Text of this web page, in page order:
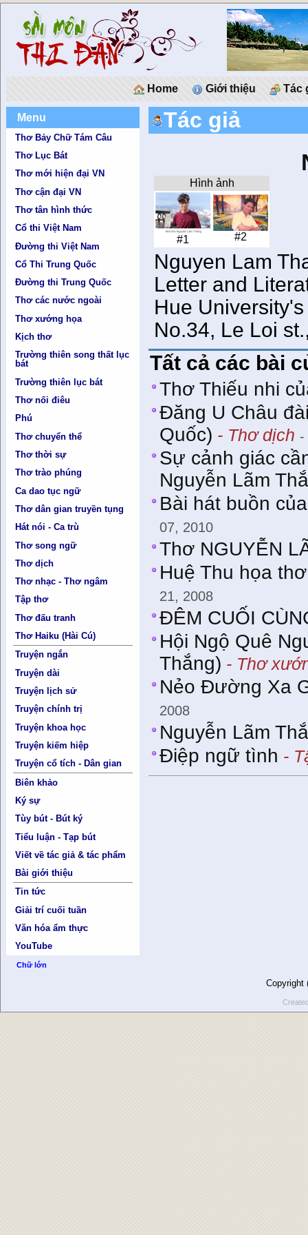
Home Giới thiệu Tác
Menu
Thơ Bảy Chữ Tám Câu
Thơ Lục Bát
Thơ mới hiện đại VN
Thơ cận đại VN
Thơ tân hình thức
Cổ thi Việt Nam
Đường thi Việt Nam
Cổ Thi Trung Quốc
Đường thi Trung Quốc
Thơ các nước ngoài
Thơ xướng họa
Kịch thơ
Trường thiên song thất lục
bát
Trường thiên lục bát
Thơ nối điêu
Phú
Thơ chuyển thể
Thơ thời sự
Thơ trào phúng
Ca dao tục ngữ
Thơ dân gian truyền tụng
Hát nói - Ca trù
Thơ song ngữ
Thơ dịch
Thơ nhạc - Thơ ngâm
Tập thơ
Thơ đấu tranh
Thơ Haiku (Hài Cú)
Truyện ngắn
Truyện dài
Truyện lịch sử
Truyện chính trị
Truyện khoa học
Truyện kiếm hiệp
Truyện cổ tích - Dân gian
Biên khảo
Ký sự
Tùy bút - Bút ký
Tiểu luận - Tạp bút
Viết về tác giả & tác phẩm
Bài giới thiệu
Tin tức
Giải trí cuối tuần
Văn hóa ẩm thực
YouTube
Chữ lớn
Tác giả
Hình ảnh
#1 #2
Nguyen Lam
Letter and
Hue
No.34, Le Loi
Tất cả các bài
Thơ Thiếu nhi
Đăng U Châu
Quốc) - Thơ dịch -
Sự cảnh giác
Nguyễn Lãm
Bài hát buồn
07, 2010
Thơ NGUYỄN
Huệ Thu họa
21, 2008
ĐÊM CUỐI
Hội Ngộ Quê
Thắng) - Thơ
Nẻo Ðường Xa
2008
Nguyễn Lãm
Điệp ngữ tình -
Copyright